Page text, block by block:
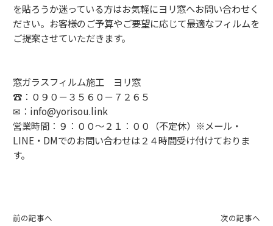
を貼ろうか迷っている方はお気軽にヨリ窓へお問い合わせく
ださい。お客様のご予算やご要望に応じて最適なフィルムを
ご提案させていただきます。
窓ガラスフィルム施工 ヨリ窓
☎：０９０－３５６０－７２６５
✉：info@yorisou.link
営業時間：９：００～２１：００（不定休）※メール・
LINE・DMでのお問い合わせは２４時間受け付けておりま
す。
前の記事へ 次の記事へ